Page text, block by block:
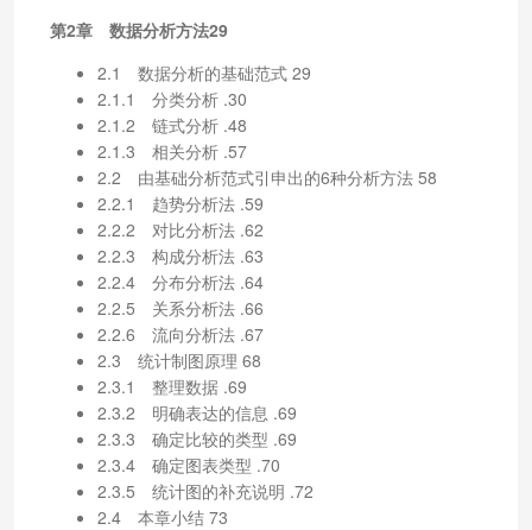
第2章 数据分析方法29
2.1 数据分析的基础范式 29
2.1.1 分类分析 .30
2.1.2 链式分析 .48
2.1.3 相关分析 .57
2.2 由基础分析范式引申出的6种分析方法 58
2.2.1 趋势分析法 .59
2.2.2 对比分析法 .62
2.2.3 构成分析法 .63
2.2.4 分布分析法 .64
2.2.5 关系分析法 .66
2.2.6 流向分析法 .67
2.3 统计制图原理 68
2.3.1 整理数据 .69
2.3.2 明确表达的信息 .69
2.3.3 确定比较的类型 .69
2.3.4 确定图表类型 .70
2.3.5 统计图的补充说明 .72
2.4 本章小结 73